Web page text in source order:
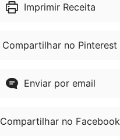
Imprimir Receita
Compartilhar no Pinterest
Enviar por email
Compartilhar no Facebook